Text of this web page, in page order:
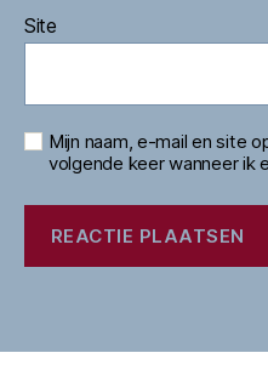
Site
Mijn naam, e-mail en site
volgende keer wanneer ik